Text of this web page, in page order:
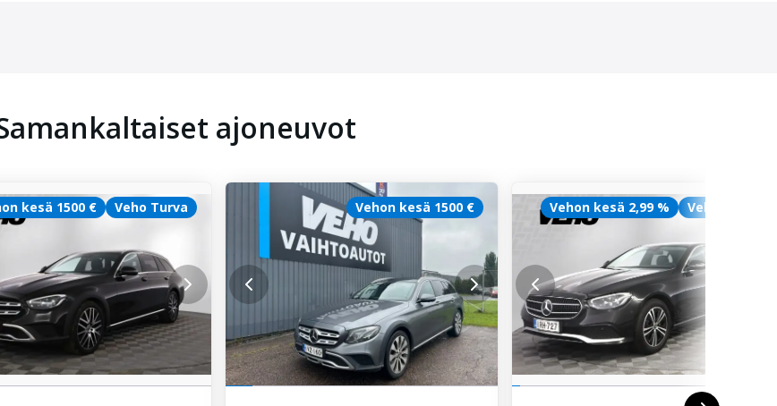
ajoneuvot
kesä 1500 € Veho Turva Vehon kesä 1500 € Vehon kesä 2,99 % Veho Turva